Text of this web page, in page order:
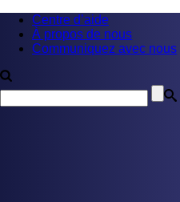
Centre d’aide
À propos de nous
Communiquez avec nous